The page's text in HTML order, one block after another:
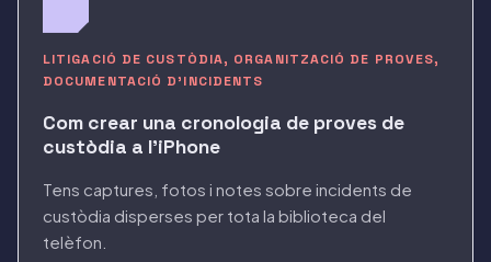
LITIGACIÓ DE CUSTÒDIA, ORGANITZACIÓ DE PROVES,
DOCUMENTACIÓ D'INCIDENTS
Com crear una cronologia de proves de
custòdia a l'iPhone
Tens captures, fotos i notes sobre incidents de
custòdia disperses per tota la biblioteca del
telèfon.